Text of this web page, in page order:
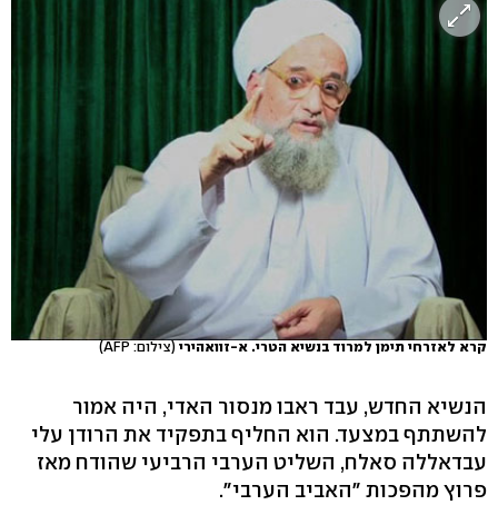
קרא לאזרחי תימן למרוד בנשיא הטרי. א-זוואהירי (צילום: AFP)
הנשיא החדש, עבד ראבו מנסור האדי, היה אמור
להשתתף במצעד. הוא החליף בתפקיד את הרודן עלי
עבדאללה סאלח, השליט הערבי הרביעי שהודח מאז
פרוץ מהפכות "האביב הערבי".